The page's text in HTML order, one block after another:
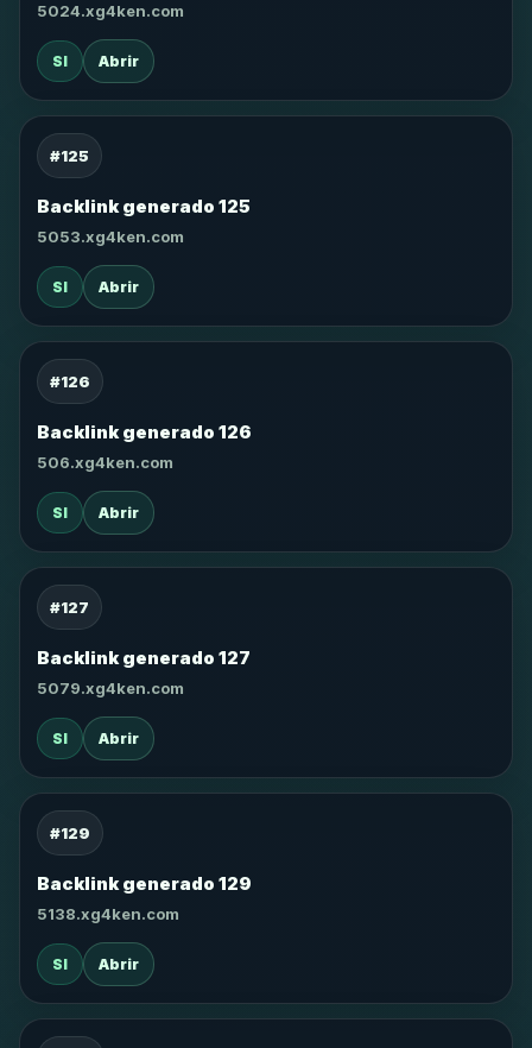
5024.xg4ken.com
SI Abrir
#125
Backlink generado 125
5053.xg4ken.com
SI Abrir
#126
Backlink generado 126
506.xg4ken.com
SI Abrir
#127
Backlink generado 127
5079.xg4ken.com
SI Abrir
#129
Backlink generado 129
5138.xg4ken.com
SI Abrir